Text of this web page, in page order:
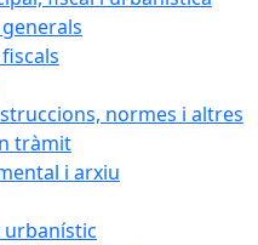
normes i altres
tràmit
i arxiu
urbanístic